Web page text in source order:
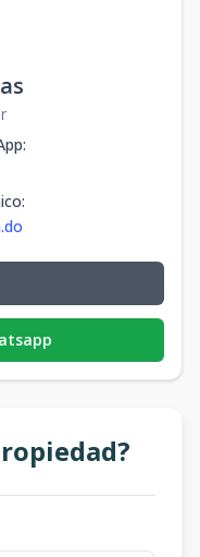
:
: